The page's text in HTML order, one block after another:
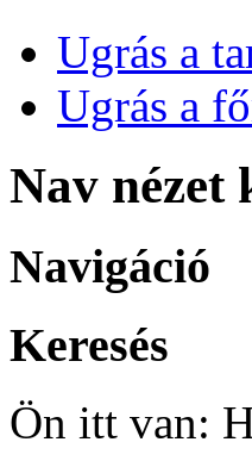
Ugrás a
Ugrás a
Nav nézet
Navigáció
Keresés
Ön itt van: